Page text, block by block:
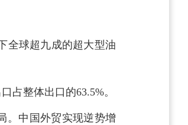
全球超九成的超大型油
占整体出口的63.5%。
。中国外贸实现逆势增